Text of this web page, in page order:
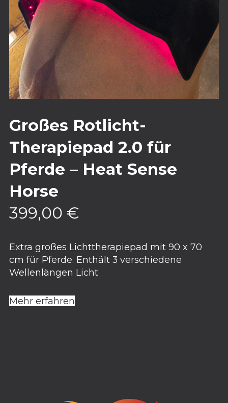
Großes Rotlicht-
Therapiepad 2.0 für
Pferde – Heat Sense
Horse
399,00 €
Extra großes Lichttherapiepad mit 90 x 70
cm für Pferde. Enthält 3 verschiedene
Wellenlängen Licht
Mehr erfahren